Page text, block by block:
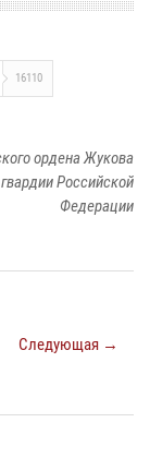
16110
ордена Жукова
Российской
Федерации
Следующая →